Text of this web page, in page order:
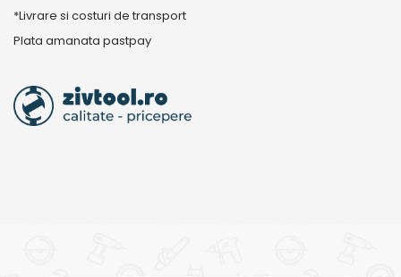
*Livrare si costuri de transport
Plata amanata pastpay